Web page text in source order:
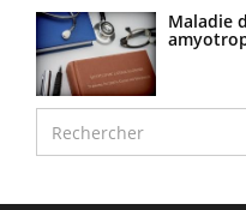
Maladie